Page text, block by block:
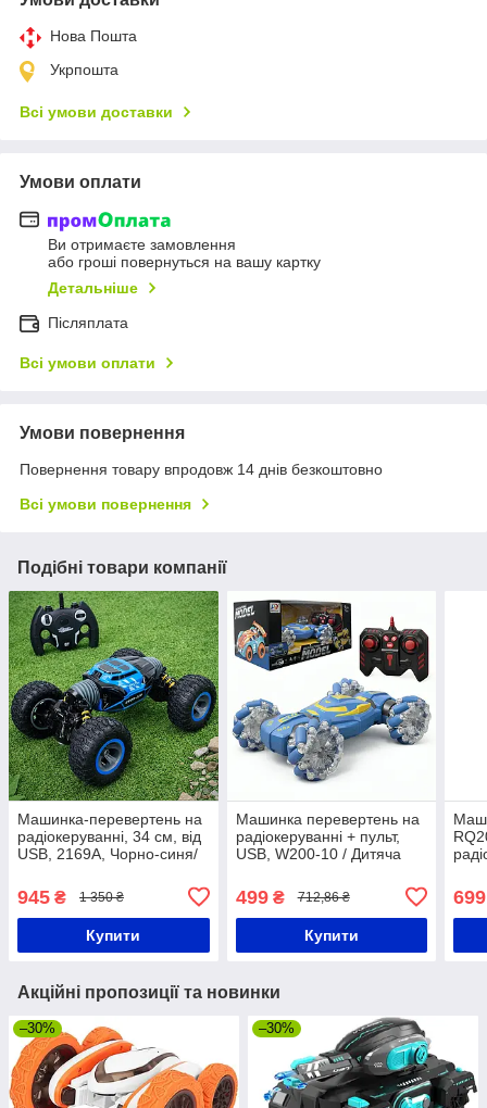
Нова Пошта
Укрпошта
Всі умови доставки
Умови оплати
Ви отримаєте замовлення
або гроші повернуться на вашу картку
Детальніше
Післяплата
Всі умови оплати
Умови повернення
Повернення товару впродовж 14 днів безкоштовно
Всі умови повернення
Подібні товари компанії
Машинка-перевертень на
радіокеруванні, 34 см, від
USB, 2169A, Чорно-синя/
всюдихід/ Машинка на
пульті
945 ₴ 1 350 ₴
Купити
Машинка перевертень на
радіокеруванні + пульт,
USB, W200-10 / Дитяча
Машинка всюдихід
499₴ 712,86 ₴
Купити
Акційні пропозиції та новинки
–30% –30%